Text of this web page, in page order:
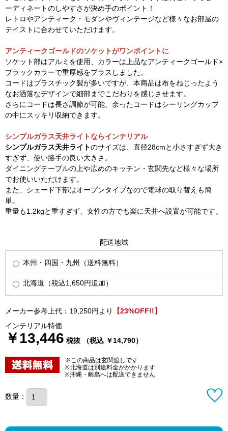
ーディネートのしやすさが決め手のポイント！
レトロやアンティーク・モダンやヴィンテージなど様々なお部屋の
テイストに合わせていただけます。
アンティークゴールドのソケットがワンポイントに
ソケット部はアルミを使用、カラーは上品なアンティークゴールド×
ブラックカラーで重厚感をプラスしました。
コードはプラスチック製が多いですが、本商品は布をねじったよう
なお洒落なデザインで細部までこだわりを感じさせます。
さらにコードは長さ調節が可能、余ったコードはシーリングカップ
の中にスッキリ収納できます。
シンプルガラス天井ライトならインテリアル
シンプルガラス天井ライトのサイズは、直径28cmと小さすぎず大き
すぎず、使い勝手の良い大きさ。
ダイニングテーブルの上や広めのキッチン・玄関先など様々な場所
でお使いいただけます。
また、シェード下部はオープンタイプなので電球の取り替えも簡
単。
重量も1.2kgと重すぎず、女性の方でも楽に天井へ設置が可能です。
配送地域
本州・四国・九州（送料無料）
北海道（税込1,650円追加）
メーカー参考上代：19,250円より
【23%OFF!!】
インテリアル特価
￥13,446 税抜 （税込 ￥14,790）
※この商品は玄関渡しです
※北海道は別途料金がかかります
※沖縄・離島へは配送できません
数量：